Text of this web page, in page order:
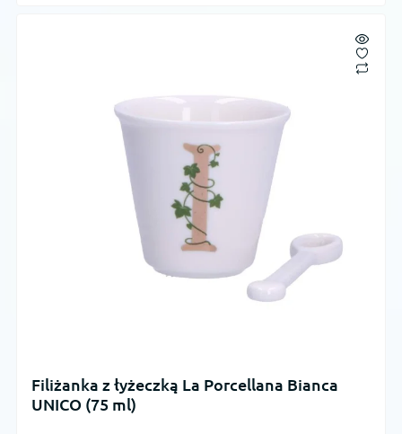
Filiżanka z łyżeczką La Porcellana Bianca
UNICO (75 ml)